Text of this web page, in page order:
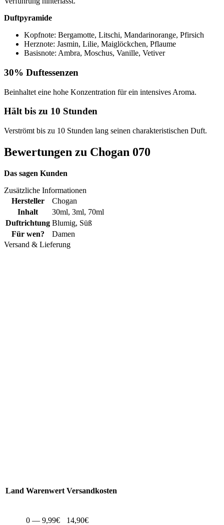
Duftpyramide
Kopfnote: Bergamotte, Litschi, Mandarinorange, Pfirsich
Herznote: Jasmin, Lilie, Maiglöckchen, Pflaume
Basisnote: Ambra, Moschus, Vanille, Vetiver
30% Duftessenzen
Beinhaltet eine hohe Konzentration für ein intensives Aroma.
Hält bis zu 10 Stunden
Verströmt bis zu 10 Stunden lang seinen charakteristischen Duft.
Bewertungen zu Chogan 070
Das sagen Kunden
Zusätzliche Informationen
Hersteller
Chogan
Inhalt
30ml, 3ml, 70ml
Duftrichtung Blumig, Süß
Für wen?
Damen
Versand & Lieferung
Land Warenwert Versandkosten
0 — 9,99€ 14,90€